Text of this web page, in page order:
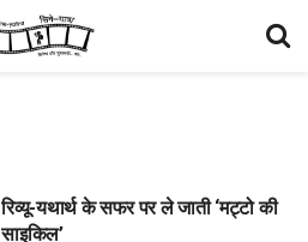
रिव्यू-यथार्थ के सफर पर ले जाती ‘मट्टो की
साइकिल’